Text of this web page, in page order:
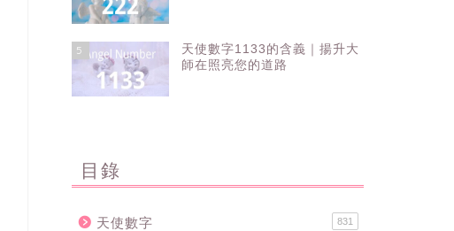
5
天使數字1133的含義｜揚升大
師在照亮您的道路
目錄
天使數字 831